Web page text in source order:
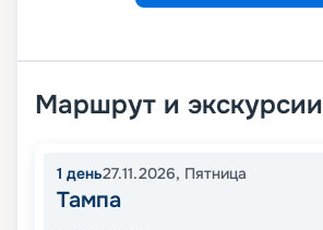
Маршрут и экскурсии
1 день27.11.2026, Пятница
Тампа